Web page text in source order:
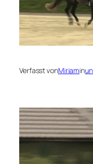
Verfasst vonMiriamin